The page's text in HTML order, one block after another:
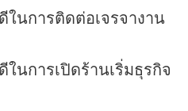
ในการติดต่อเจรจางาน
นการเปิดร้านเริ่มธุรกิจ